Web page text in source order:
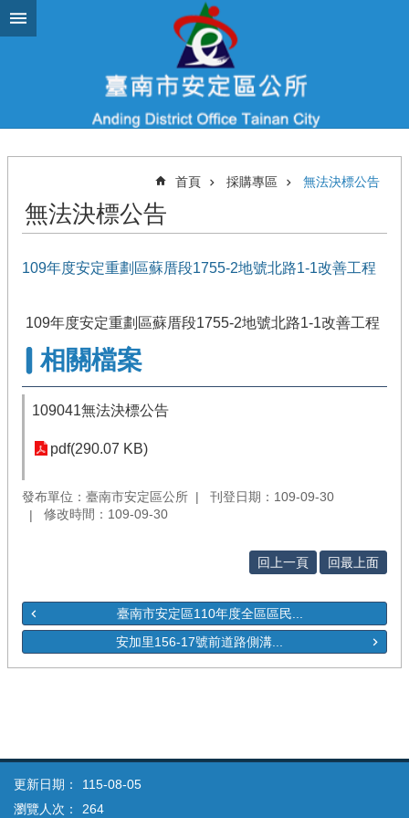
跳到主要內容區塊
首頁 採購專區 無法決標公告
無法決標公告
109年度安定重劃區蘇厝段1755-2地號北路1-1改善工程
109年度安定重劃區蘇厝段1755-2地號北路1-1改善工程
相關檔案
109041無法決標公告
pdf(290.07 KB)
發布單位：臺南市安定區公所
刊登日期：109-09-30
修改時間：109-09-30
回上一頁 回最上面
臺南市安定區110年度全區區民...
安加里156-17號前道路側溝...
更新日期：
115-08-05
瀏覽人次：
264